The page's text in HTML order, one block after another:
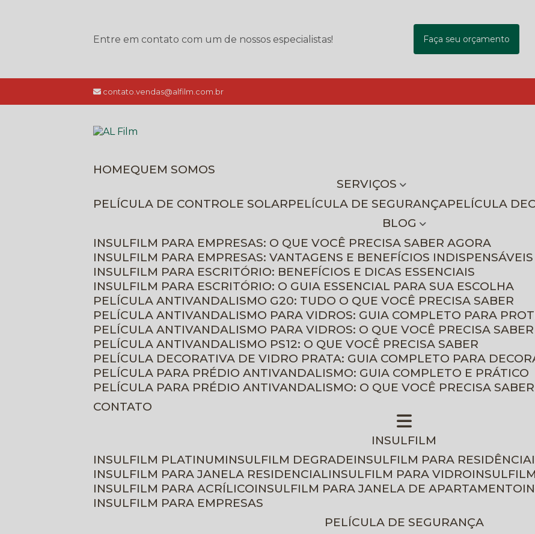
Entre em contato com um de nossos especialistas! Faça seu orçamento
contato.vendas@alfilm.com.br
HOME
QUEM SOMOS
SERVIÇOS
PELÍCULA DE CONTROLE SOLAR
PELÍCULA DE SEGURANÇA PELÍCULA
BLOG
INSULFILM PARA EMPRESAS: O QUE VOCÊ PRECISA SABER AGORA
INSULFILM PARA EMPRESAS: VANTAGENS E BENEFÍCIOS INDISPENSÁVEIS
INSULFILM PARA ESCRITÓRIO: BENEFÍCIOS E DICAS ESSENCIAIS
INSULFILM PARA ESCRITÓRIO: O GUIA ESSENCIAL PARA SUA ESCOLHA
PELÍCULA ANTIVANDALISMO G20: TUDO O QUE VOCÊ PRECISA SABER
PELÍCULA ANTIVANDALISMO PARA VIDROS: GUIA COMPLETO PARA
PELÍCULA ANTIVANDALISMO PARA VIDROS: O QUE VOCÊ PRECISA SABER
PELÍCULA ANTIVANDALISMO PS12: O QUE VOCÊ PRECISA SABER
PELÍCULA DECORATIVA DE VIDRO PRATA: GUIA COMPLETO PARA
PELÍCULA PARA PRÉDIO ANTIVANDALISMO: GUIA COMPLETO E PRÁTICO
PELÍCULA PARA PRÉDIO ANTIVANDALISMO: O QUE VOCÊ PRECISA SABER
CONTATO
INSULFILM
INSULFILM PLATINUM INSULFILM DEGRADE INSULFILM PARA RESIDÊNCIA
INSULFILM PARA JANELA RESIDENCIAL INSULFILM PARA VIDRO
INSULFILM PARA ACRÍLICO INSULFILM PARA JANELA DE APARTAMENTO
INSULFILM PARA EMPRESAS
PELÍCULA DE SEGURANÇA